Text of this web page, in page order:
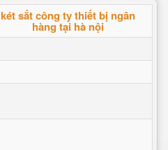
két sắt công ty thiết bị ngân
hàng tại hà nội